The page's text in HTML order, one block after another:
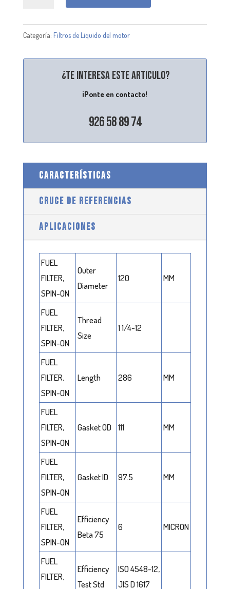
Categoría: Filtros de Liquido del motor
¿Te interesa este articulo?
¡Ponte en contacto!
926 58 89 74
CARACTERÍSTICAS
CRUCE DE REFERENCIAS
APLICACIONES
FUEL
FILTER,
SPIN-ON
Outer
Diameter
120 MM
FUEL
FILTER,
SPIN-ON
Thread
Size
1 1/4-12
FUEL
FILTER,
SPIN-ON
Length 286 MM
FUEL
FILTER,
SPIN-ON
Gasket OD 111 MM
FUEL
FILTER,
SPIN-ON
Gasket ID 97.5 MM
FUEL
FILTER,
SPIN-ON
Efficiency
Beta 75
6 MICRON
FUEL
FILTER,
Efficiency
Test Std
ISO 4548-12,
JIS D 1617